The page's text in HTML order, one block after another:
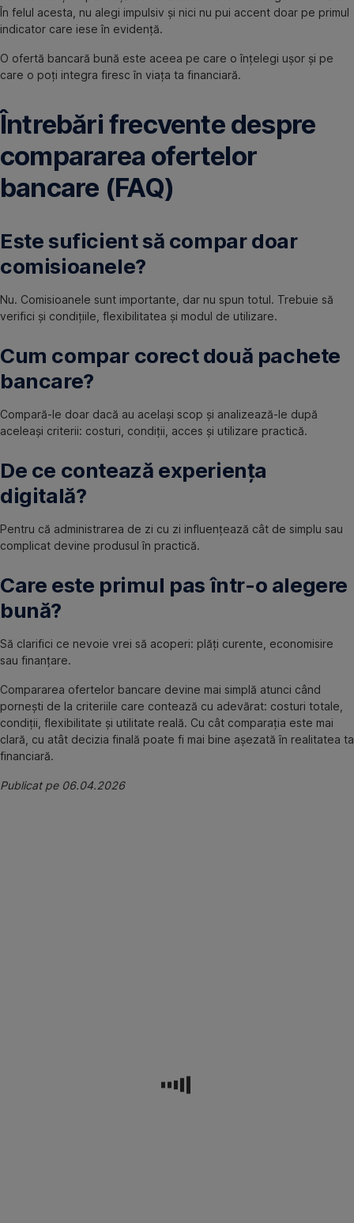
În felul acesta, nu alegi impulsiv și nici nu pui accent doar pe primul
indicator care iese în evidență.
O ofertă bancară bună este aceea pe care o înțelegi ușor și pe
care o poți integra firesc în viața ta financiară.
Întrebări frecvente despre
compararea ofertelor
bancare (FAQ)
Este suficient să compar doar
comisioanele?
Nu. Comisioanele sunt importante, dar nu spun totul. Trebuie să
verifici și condițiile, flexibilitatea și modul de utilizare.
Cum compar corect două pachete
bancare?
Compară-le doar dacă au același scop și analizează-le după
aceleași criterii: costuri, condiții, acces și utilizare practică.
De ce contează experiența
digitală?
Pentru că administrarea de zi cu zi influențează cât de simplu sau
complicat devine produsul în practică.
Care este primul pas într-o alegere
bună?
Să clarifici ce nevoie vrei să acoperi: plăți curente, economisire
sau finanțare.
Compararea ofertelor bancare devine mai simplă atunci când
pornești de la criteriile care contează cu adevărat: costuri totale,
condiții, flexibilitate și utilitate reală. Cu cât comparația este mai
clară, cu atât decizia finală poate fi mai bine așezată în realitatea ta
financiară.
Publicat pe 06.04.2026